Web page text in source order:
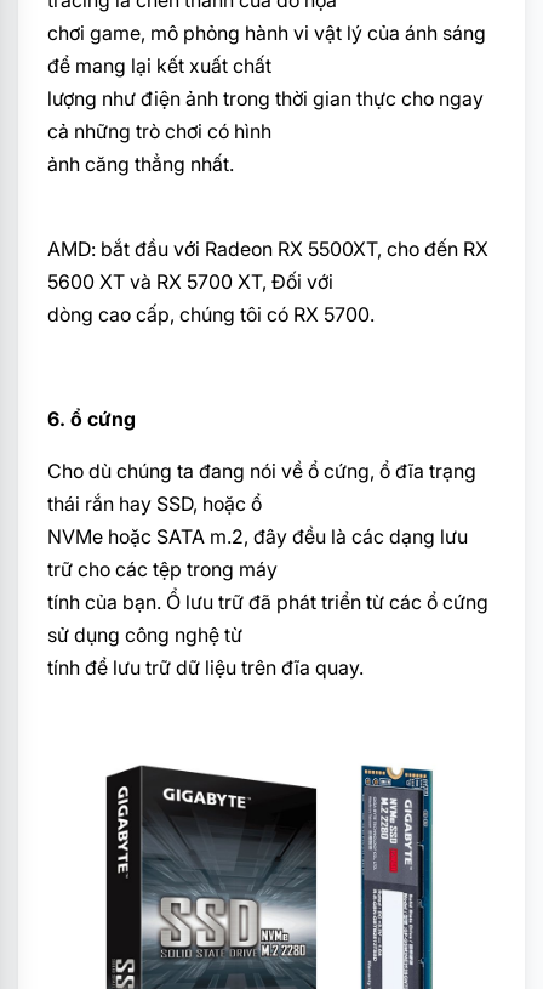
chơi game, mô phỏng hành vi vật lý của ánh sáng
để mang lại kết xuất chất
lượng như điện ảnh trong thời gian thực cho ngay
cả những trò chơi có hình
ảnh căng thẳng nhất.
AMD: bắt đầu với Radeon RX 5500XT, cho đến RX
5600 XT và RX 5700 XT, Đối với
dòng cao cấp, chúng tôi có RX 5700.
6. ổ cứng
Cho dù chúng ta đang nói về ổ cứng, ổ đĩa trạng
thái rắn hay SSD, hoặc ổ
NVMe hoặc SATA m.2, đây đều là các dạng lưu
trữ cho các tệp trong máy
tính của bạn. Ổ lưu trữ đã phát triển từ các ổ cứng
sử dụng công nghệ từ
tính để lưu trữ dữ liệu trên đĩa quay.